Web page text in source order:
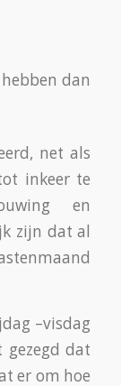
altijd de
in de
familie
Hadj”
Hadj”
aan haar
is. Het
om deze
meer
worden op
deMekka.